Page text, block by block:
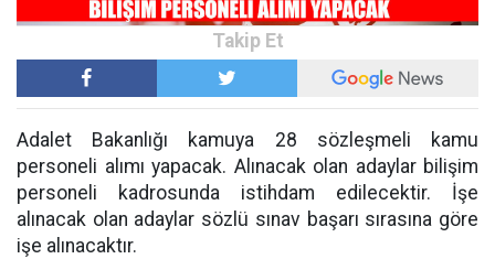
Adalet Bakanlığı kamuya 28 sözleşmeli kamu
personeli alımı yapacak. Alınacak olan adaylar bilişim
personeli kadrosunda istihdam edilecektir. İşe
alınacak olan adaylar sözlü sınav başarı sırasına göre
işe alınacaktır.